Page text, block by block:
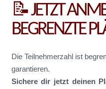
📝 JETZT
BEGRENZTE
Die Teilnehmerzahl ist
garantieren.
Sichere dir jetzt deinen